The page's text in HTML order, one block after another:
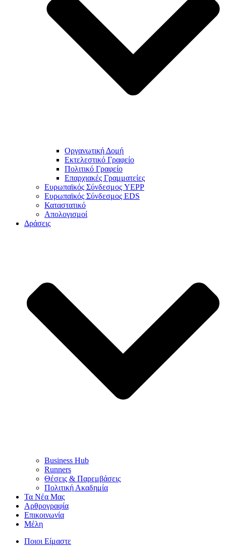
Οργανωτική Δομή
Εκτελεστικό Γραφείο
Πολιτικό Γραφείο
Επαρχιακές Γραμματείες
Ευρωπαϊκός Σύνδεσμος YEPP
Ευρωπαϊκός Σύνδεσμος EDS
Καταστατικό
Απολογισμοί
Δράσεις
Business Hub
Runners
Θέσεις & Παρεμβάσεις
Πολιτική Ακαδημία
Τα Νέα Μας
Αρθρογραφία
Επικοινωνία
Μέλη
Ποιοι Είμαστε